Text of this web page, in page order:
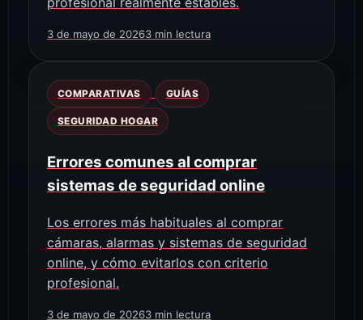
3 de mayo de 20263 min lectura
COMPARATIVAS GUÍAS
SEGURIDAD HOGAR
Errores comunes al comprar
sistemas de seguridad online
Los errores más habituales al comprar
cámaras, alarmas y sistemas de seguridad
online, y cómo evitarlos con criterio
profesional.
3 de mayo de 20263 min lectura